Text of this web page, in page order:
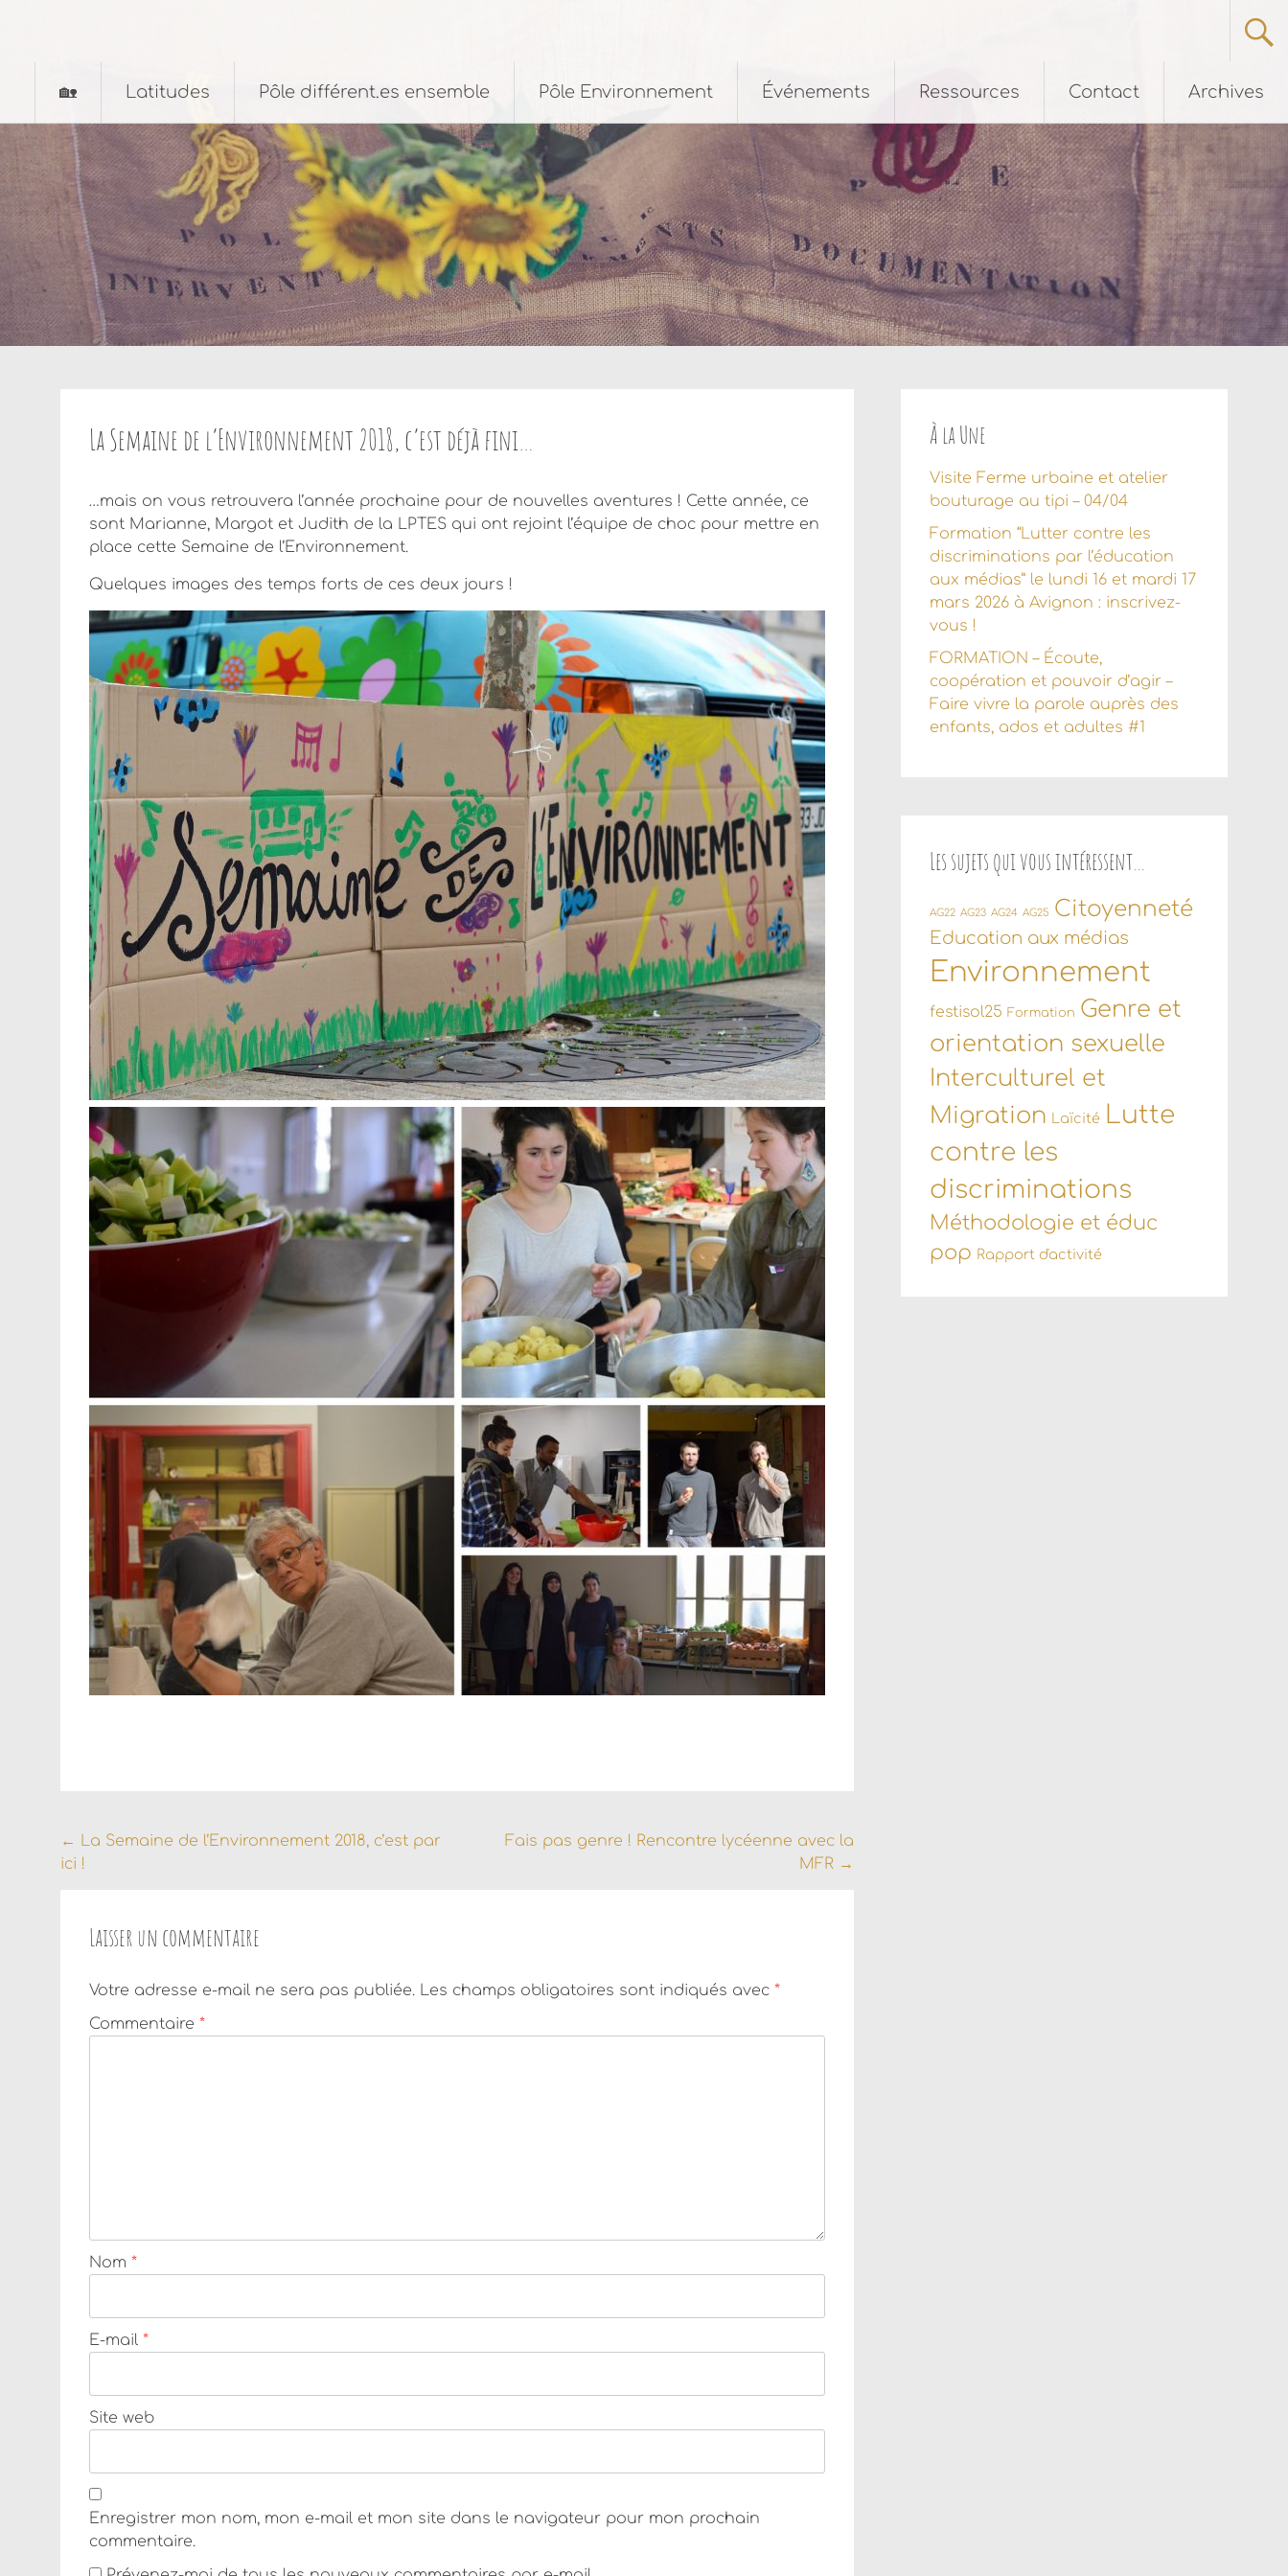
🏡 Latitudes Pôle différent.es ensemble Pôle Environnement Événements Ressources Contact Archives
La Semaine de l’Environnement 2018, c’est déjà fini…
…mais on vous retrouvera l’année prochaine pour de nouvelles aventures ! Cette année, ce
sont Marianne, Margot et Judith de la LPTES qui ont rejoint l’équipe de choc pour mettre en
place cette Semaine de l’Environnement.
Quelques images des temps forts de ces deux jours !
Navigation
de
← La Semaine de l’Environnement 2018, c’est par
ici !
Fais pas genre ! Rencontre lycéenne avec la
MFR →
Laisser un commentaire
Votre adresse e-mail ne sera pas publiée. Les champs obligatoires sont indiqués avec *
Commentaire *
Nom *
E-mail *
Site web
Enregistrer mon nom, mon e-mail et mon site dans le navigateur pour mon prochain
commentaire.
À la Une
Visite Ferme urbaine et atelier
bouturage au tipi – 04/04
Formation “Lutter contre les
discriminations par l’éducation
aux médias” le lundi 16 et mardi 17
mars 2026 à Avignon : inscrivez-
vous !
FORMATION – Écoute,
coopération et pouvoir d’agir –
Faire vivre la parole auprès des
enfants, ados et adultes #1
Les sujets qui vous intéressent…
AG22 AG23 AG24 AG25 Citoyenneté
Education aux médias
Environnement
festisol25 Formation Genre et
orientation sexuelle
Interculturel et
Migration
Laïcité Lutte
contre les
discriminations
Méthodologie et éduc
pop Rapport d'activité